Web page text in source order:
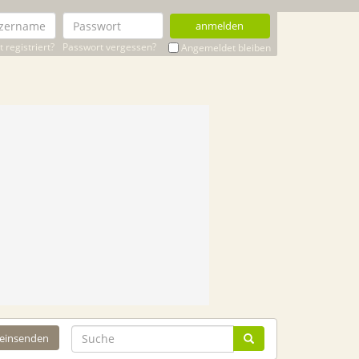
anmelden
registriert? Passwort vergessen? Angemeldet bleiben